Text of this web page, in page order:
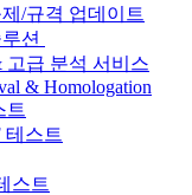
/규격 업데이트
션
고급 분석 서비스
& Homologation
트
테스트
스트